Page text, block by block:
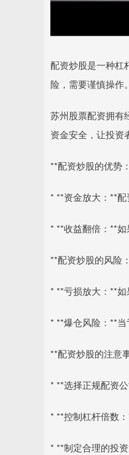
配资炒股是一种杠
险，需要谨慎操作。
苏州股票配资拥有
资金安全，让投资
**配资炒股的优势
* **资金放大：**配
* **收益翻倍：**如
**配资炒股的风险
* **亏损放大：**如
* **爆仓风险：**当
**配资炒股的注意
* **选择正规配资
* **控制杠杆倍数
* **制定合理的投